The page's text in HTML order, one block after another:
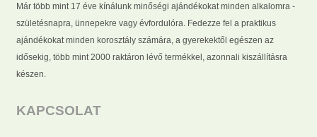
Már több mint 17 éve kínálunk minőségi ajándékokat minden alkalomra -
születésnapra, ünnepekre vagy évfordulóra. Fedezze fel a praktikus
ajándékokat minden korosztály számára, a gyerekektől egészen az
idősekig, több mint 2000 raktáron lévő termékkel, azonnali kiszállításra
készen.
KAPCSOLAT